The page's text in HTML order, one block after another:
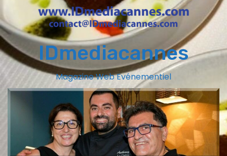
IDmediacannes
Magazine Web Evénementiel